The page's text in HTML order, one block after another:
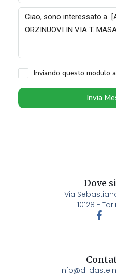
Inviando questo modulo
Invia
Dove
Via
10128 -
info@d-